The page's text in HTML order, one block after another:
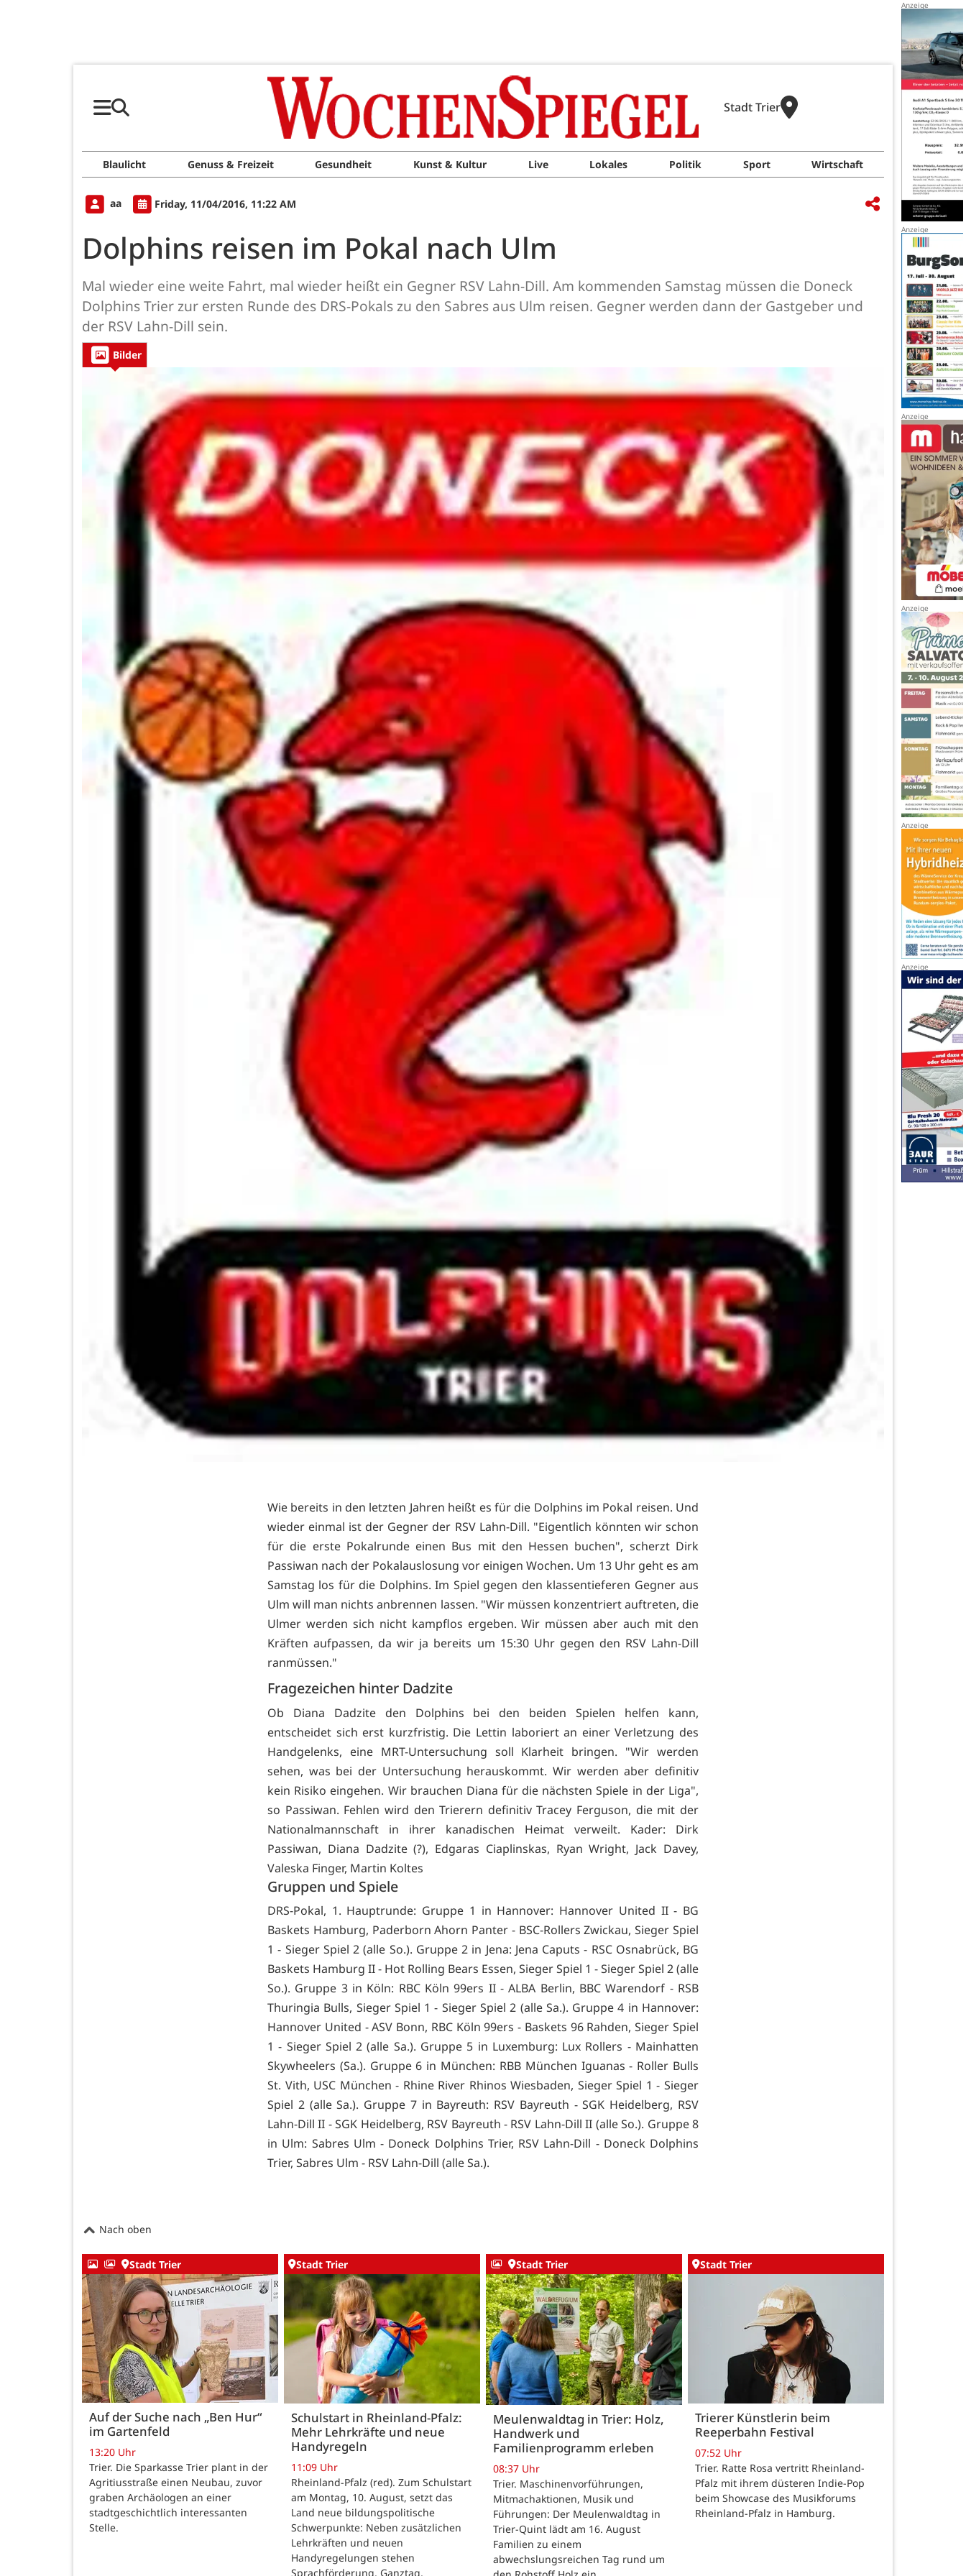
Stadt Trier
Blaulicht Genuss & Freizeit Gesundheit Kunst & Kultur Live Lokales Politik Sport Wirtschaft
aa Friday, 11/04/2016, 11:22 AM
Dolphins reisen im Pokal nach Ulm
Mal wieder eine weite Fahrt, mal wieder heißt ein Gegner RSV Lahn-Dill. Am kommenden Samstag müssen die Doneck
Dolphins Trier zur ersten Runde des DRS-Pokals zu den Sabres aus Ulm reisen. Gegner werden dann der Gastgeber und
der RSV Lahn-Dill sein.
Bilder
Wie bereits in den letzten Jahren heißt es für die Dolphins im Pokal reisen. Und
wieder einmal ist der Gegner der RSV Lahn-Dill. "Eigentlich könnten wir schon
für die erste Pokalrunde einen Bus mit den Hessen buchen", scherzt Dirk
Passiwan nach der Pokalauslosung vor einigen Wochen. Um 13 Uhr geht es am
Samstag los für die Dolphins. Im Spiel gegen den klassentieferen Gegner aus
Ulm will man nichts anbrennen lassen. "Wir müssen konzentriert auftreten, die
Ulmer werden sich nicht kampflos ergeben. Wir müssen aber auch mit den
Kräften aufpassen, da wir ja bereits um 15:30 Uhr gegen den RSV Lahn-Dill
ranmüssen."
Fragezeichen hinter Dadzite
Ob Diana Dadzite den Dolphins bei den beiden Spielen helfen kann,
entscheidet sich erst kurzfristig. Die Lettin laboriert an einer Verletzung des
Handgelenks, eine MRT-Untersuchung soll Klarheit bringen. "Wir werden
sehen, was bei der Untersuchung herauskommt. Wir werden aber definitiv
kein Risiko eingehen. Wir brauchen Diana für die nächsten Spiele in der Liga",
so Passiwan. Fehlen wird den Trierern definitiv Tracey Ferguson, die mit der
Nationalmannschaft in ihrer kanadischen Heimat verweilt. Kader: Dirk
Passiwan, Diana Dadzite (?), Edgaras Ciaplinskas, Ryan Wright, Jack Davey,
Valeska Finger, Martin Koltes
Gruppen und Spiele
DRS-Pokal, 1. Hauptrunde: Gruppe 1 in Hannover: Hannover United II - BG
Baskets Hamburg, Paderborn Ahorn Panter - BSC-Rollers Zwickau, Sieger Spiel
1 - Sieger Spiel 2 (alle So.). Gruppe 2 in Jena: Jena Caputs - RSC Osnabrück, BG
Baskets Hamburg II - Hot Rolling Bears Essen, Sieger Spiel 1 - Sieger Spiel 2 (alle
So.). Gruppe 3 in Köln: RBC Köln 99ers II - ALBA Berlin, BBC Warendorf - RSB
Thuringia Bulls, Sieger Spiel 1 - Sieger Spiel 2 (alle Sa.). Gruppe 4 in Hannover:
Hannover United - ASV Bonn, RBC Köln 99ers - Baskets 96 Rahden, Sieger Spiel
1 - Sieger Spiel 2 (alle Sa.). Gruppe 5 in Luxemburg: Lux Rollers - Mainhatten
Skywheelers (Sa.). Gruppe 6 in München: RBB München Iguanas - Roller Bulls
St. Vith, USC München - Rhine River Rhinos Wiesbaden, Sieger Spiel 1 - Sieger
Spiel 2 (alle Sa.). Gruppe 7 in Bayreuth: RSV Bayreuth - SGK Heidelberg, RSV
Lahn-Dill II - SGK Heidelberg, RSV Bayreuth - RSV Lahn-Dill II (alle So.). Gruppe 8
in Ulm: Sabres Ulm - Doneck Dolphins Trier, RSV Lahn-Dill - Doneck Dolphins
Trier, Sabres Ulm - RSV Lahn-Dill (alle Sa.).
Nach oben
Stadt Trier
Auf der Suche nach „Ben Hur“
im Gartenfeld
13:20 Uhr
Trier. Die Sparkasse Trier plant in der
Agritiusstraße einen Neubau, zuvor
graben Archäologen an einer
stadtgeschichtlich interessanten
Stelle.
Stadt Trier
Schulstart in Rheinland-Pfalz:
Mehr Lehrkräfte und neue
Handyregeln
11:09 Uhr
Rheinland-Pfalz (red). Zum Schulstart
am Montag, 10. August, setzt das
Land neue bildungspolitische
Schwerpunkte: Neben zusätzlichen
Lehrkräften und neuen
Handyregelungen stehen
Sprachförderung, Ganztag,
Stadt Trier
Meulenwaldtag in Trier: Holz,
Handwerk und
Familienprogramm erleben
08:37 Uhr
Trier. Maschinenvorführungen,
Mitmachaktionen, Musik und
Führungen: Der Meulenwaldtag in
Trier-Quint lädt am 16. August
Familien zu einem
abwechslungsreichen Tag rund um
Stadt Trier
Trierer Künstlerin beim
Reeperbahn Festival
07:52 Uhr
Trier. Ratte Rosa vertritt Rheinland-
Pfalz mit ihrem düsteren Indie-Pop
beim Showcase des Musikforums
Rheinland-Pfalz in Hamburg.